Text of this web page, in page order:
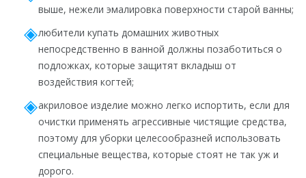
выше, нежели эмалировка поверхности старой ванны;
любители купать домашних животных
непосредственно в ванной должны позаботиться о
подложках, которые защитят вкладыш от
воздействия когтей;
акриловое изделие можно легко испортить, если для
очистки применять агрессивные чистящие средства,
поэтому для уборки целесообразней использовать
специальные вещества, которые стоят не так уж и
дорого.